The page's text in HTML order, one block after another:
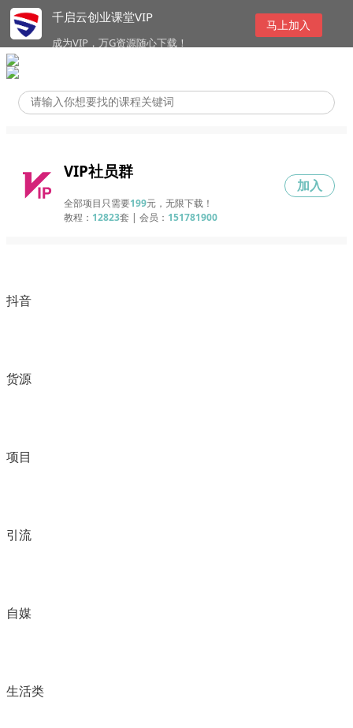
千启云创业课堂VIP
成为VIP，万G资源随心下载！
马上加入
VIP社员群
全部项目只需要199元，无限下载！
教程： 12823套 | 会员： 151781900
加入
抖音
货源
项目
引流
自媒
生活类